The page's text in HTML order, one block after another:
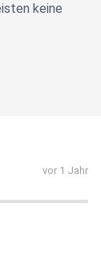
keine
vor 1 Jahr